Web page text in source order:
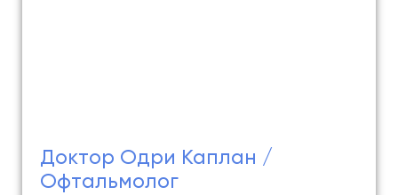
Доктор Одри Каплан /
Офтальмолог